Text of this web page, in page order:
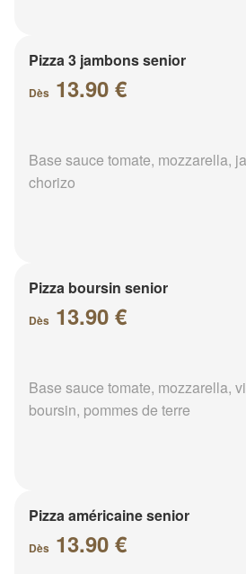
Pizza 3 jambons senior
Dès 13.90 €
Base sauce tomate, mozzarella,
chorizo
Pizza boursin senior
Dès 13.90 €
Base sauce tomate, mozzarella,
boursin, pommes de terre
Pizza américaine senior
Dès 13.90 €